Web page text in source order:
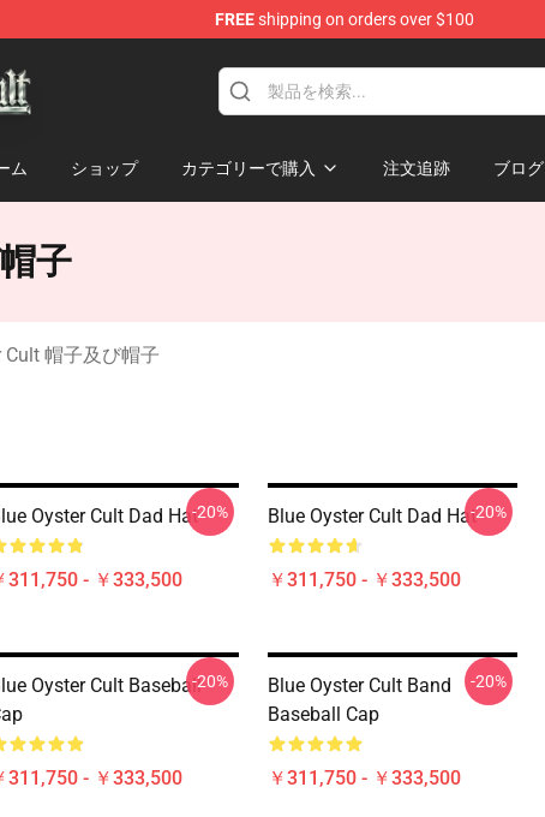
FREEshipping on orders over $100
ム ショップ カテゴリーで購入 注文追跡 ブログ
子
Cult 帽子及び帽子
Oyster Cult Dad Hat
311,750 - ￥333,500
-20% Blue Oyster Cult Dad Hat
￥311,750 - ￥333,500
-20%
Oyster Cult Baseball
311,750 - ￥333,500
-20%
Blue Oyster Cult Band
Baseball Cap
￥311,750 - ￥333,500
-20%